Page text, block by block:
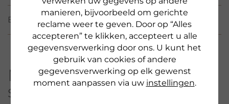
manieren, bijvoorbeeld om gerichte
reclame weer te geven. Door op “Alles
accepteren” te klikken, accepteert u alle
gegevensverwerking door ons. U kunt het
gebruik van cookies of andere
gegevensverwerking op elk gewenst
moment aanpassen via uw instellingen.
BEOORDELINGEN (2)
Meer producten uit deze
serie